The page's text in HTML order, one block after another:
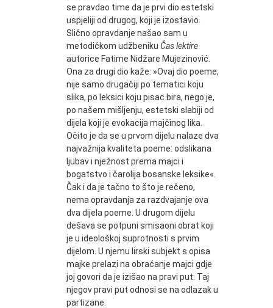
se pravdao time da je prvi dio estetski
uspjeliji od drugog, koji je izostavio.
Slično opravdanje našao sam u
metodičkom udžbeniku Čas lektire
autorice Fatime Nidžare Mujezinović.
Ona za drugi dio kaže: »Ovaj dio poeme,
nije samo drugačiji po tematici koju
slika, po leksici koju pisac bira, nego je,
po našem mišljenju, estetski slabiji od
dijela koji je evokacija majčinog lika.
Očito je da se u prvom dijelu nalaze dva
najvažnija kvaliteta poeme: odslikana
ljubav i nježnost prema majci i
bogatstvo i čarolija bosanske leksike«.
Čak i da je tačno to što je rečeno,
nema opravdanja za razdvajanje ova
dva dijela poeme. U drugom dijelu
dešava se potpuni smisaoni obrat koji
je u ideološkoj suprotnosti s prvim
dijelom. U njemu lirski subjekt s opisa
majke prelazi na obraćanje majci gdje
joj govori da je izišao na pravi put. Taj
njegov pravi put odnosi se na odlazak u
partizane.